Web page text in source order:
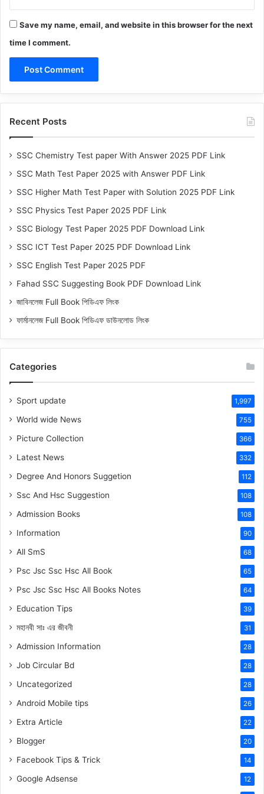
Save my name, email, and website in this browser for the next
time I comment.
Recent Posts
SSC Chemistry Test paper With Answer 2025 PDF Link
SSC Math Test Paper 2025 with Answer PDF Link
SSC Higher Math Test Paper with Solution 2025 PDF Link
SSC Physics Test Paper 2025 PDF Link
SSC Biology Test Paper 2025 PDF Download Link
SSC ICT Test Paper 2025 PDF Download Link
SSC English Test Paper 2025 PDF
Fahad SSC Suggesting Book PDF Download Link
জাবিনলেজ Full Book পিডিএফ লিংক
ফার্মানলেজ Full Book পিডিএফ ডাউনলোড লিংক
Categories
Sport update 1,997
World wide News 755
Picture Collection 366
Latest News 332
Degree And Honors Suggetion 112
Ssc And Hsc Suggestion 108
Admission Books 108
Information 90
All SmS 68
Psc Jsc Ssc Hsc All Book 65
Psc Jsc Ssc Hsc All Books Notes 64
Education Tips 39
মহানবী সাঃ এর জীবনী 31
Admission Information 28
Job Circular Bd 28
Uncategorized 28
Android Mobile tips 26
Extra Article 22
Blogger 20
Facebook Tips & Trick 14
Google Adsense 12